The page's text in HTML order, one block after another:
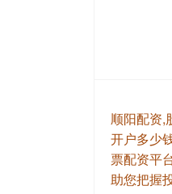
顺阳配资,
开户多少
票配资平
助您把握